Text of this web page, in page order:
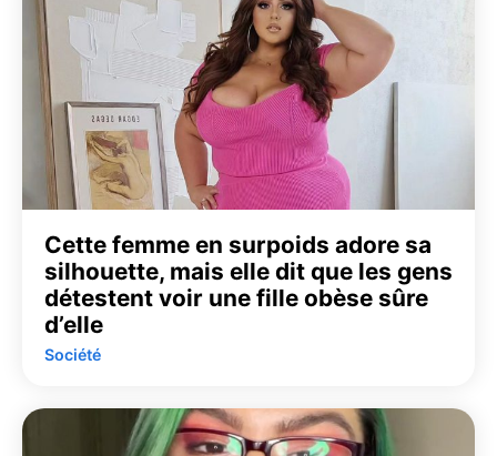
Cette femme en surpoids adore sa
silhouette, mais elle dit que les gens
détestent voir une fille obèse sûre
d’elle
Société